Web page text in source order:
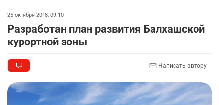
25 октября 2018, 09:10
Разработан план развития Балхашской
курортной зоны
Написать автору